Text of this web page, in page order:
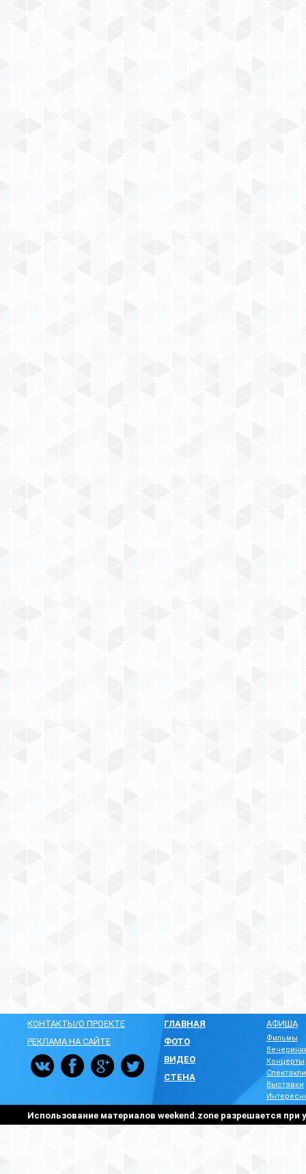
КОНТАКТЫ/О ПРОЕКТЕ
РЕКЛАМА НА САЙТЕ
ГЛАВНАЯ
ФОТО
ВИДЕО
СТЕНА
АФИША
Фильмы
Концерты
Спектакли
Выставки
Использование материалов weekend.zone разрешается